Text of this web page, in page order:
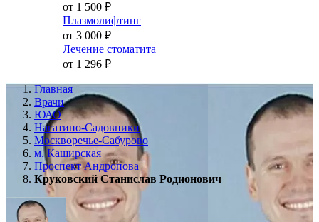
от 1 500 ₽
Плазмолифтинг
от 3 000 ₽
Лечение стоматита
от 1 296 ₽
Главная
Врачи
ЮАО
Нагатино-Садовники
Москворечье-Сабурово
м. Каширская
Проспект Андропова
Круковский Станислав Родионович